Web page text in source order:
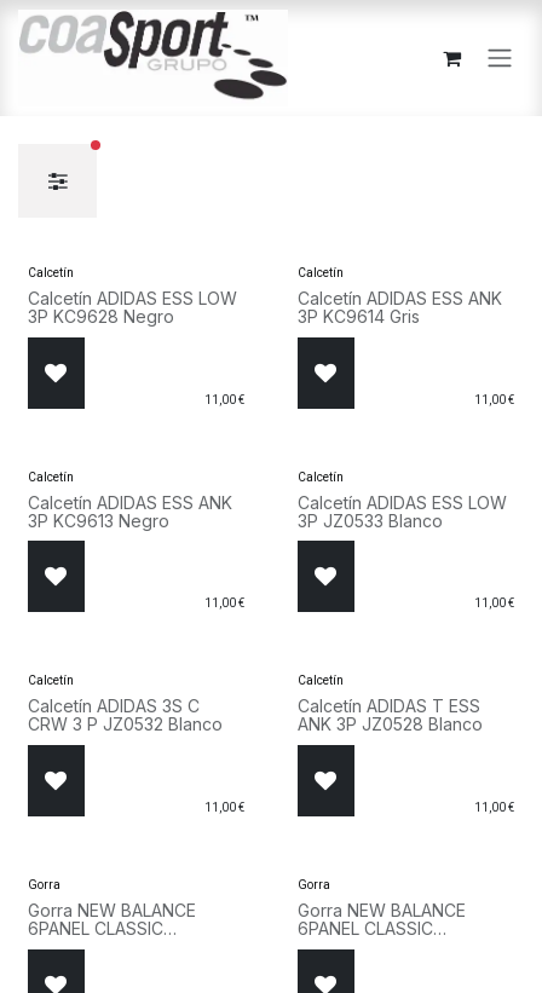
Ir al contenido
Calcetín
Calcetín ADIDAS ESS LOW
3P KC9628 Negro
11,00€
Calcetín
Calcetín ADIDAS ESS ANK
3P KC9614 Gris
11,00€
Calcetín
Calcetín ADIDAS ESS ANK
3P KC9613 Negro
11,00€
Calcetín
Calcetín ADIDAS ESS LOW
3P JZ0533 Blanco
11,00€
Calcetín
Calcetín ADIDAS 3S C
CRW 3 P JZ0532 Blanco
11,00€
Calcetín
Calcetín ADIDAS T ESS
ANK 3P JZ0528 Blanco
11,00€
Gorra
Gorra NEW BALANCE
6PANEL CLASSIC
LAH51004 AZ Azul
Gorra
Gorra NEW BALANCE
6PANEL CLASSIC
LAH51004 CNN Naranja